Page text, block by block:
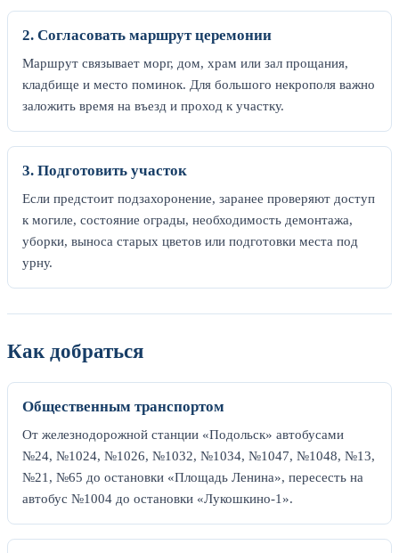
2. Согласовать маршрут церемонии
Маршрут связывает морг, дом, храм или зал прощания,
кладбище и место поминок. Для большого некрополя важно
заложить время на въезд и проход к участку.
3. Подготовить участок
Если предстоит подзахоронение, заранее проверяют доступ
к могиле, состояние ограды, необходимость демонтажа,
уборки, выноса старых цветов или подготовки места под
урну.
Как добраться
Общественным транспортом
От железнодорожной станции «Подольск» автобусами
№24, №1024, №1026, №1032, №1034, №1047, №1048, №13,
№21, №65 до остановки «Площадь Ленина», пересесть на
автобус №1004 до остановки «Лукошкино-1».